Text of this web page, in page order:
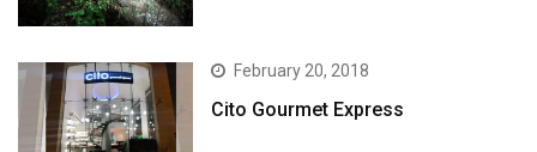
February 20, 2018
Cito Gourmet Express